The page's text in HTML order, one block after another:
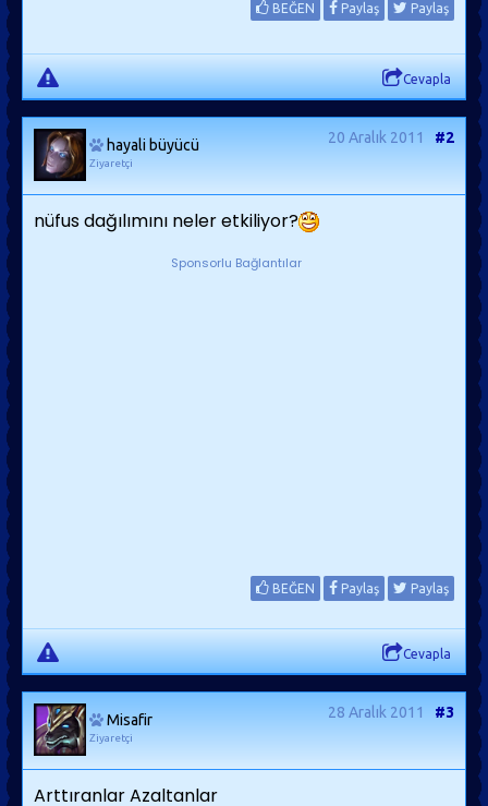
BEĞEN Paylaş Paylaş
Cevapla
hayali büyücü
Ziyaretçi
20 Aralık 2011 #2
nüfus dağılımını neler etkiliyor?
Sponsorlu Bağlantılar
BEĞEN Paylaş Paylaş
Cevapla
Misafir
Ziyaretçi
28 Aralık 2011 #3
Arttıranlar Azaltanlar